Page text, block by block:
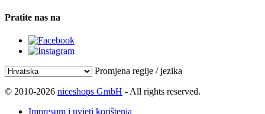
Pratite nas na
Promjena regije / jezika
© 2010-2026 niceshops GmbH - All rights reserved.
Impresum i uvjeti korištenja